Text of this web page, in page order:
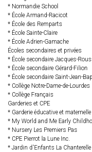
* Normandie School
* École Armand-Racicot
* École des Remparts
* École Sainte-Claire
* École Adrien-Gamache
Écoles secondaires et privées
* École secondaire Jacques-
* École secondaire Gérard-Filion
* École secondaire Saint-Jean-
* Collège Notre-Dame-de-Lourdes
* Collège Français
Garderies et CPE
* Garderie éducative et
* My World and Me Early
* Nursery Les Premiers Pas
* CPE Pierrot la Lune Inc.
* Jardin d'Enfants La Chanterelle